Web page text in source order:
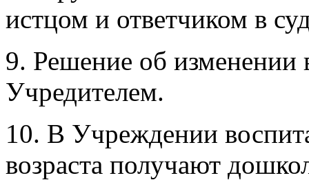
истцом и ответчиком в
9. Решение об изменении
Учредителем.
10. В Учреждении
возраста получают